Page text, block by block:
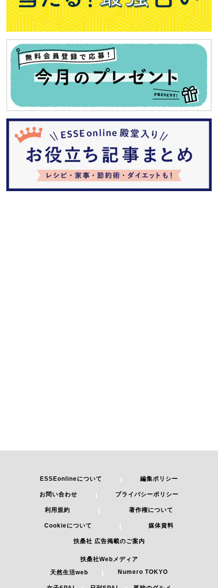
ESSEonlineについて 編集ポリシー
お問い合わせ プライバシーポリシー
利用規約 著作権について
Cookieについて 媒体資料
扶桑社 広告掲載のご案内
扶桑社Webメディア
天然生活web
Numero TOKYO